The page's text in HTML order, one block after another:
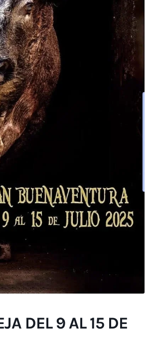
DEL 9 AL 15 DE